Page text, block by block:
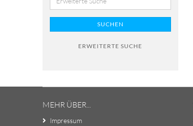
SUCHEN
ERWEITERTE SUCHE
MEHR ÜBER...
Impressum